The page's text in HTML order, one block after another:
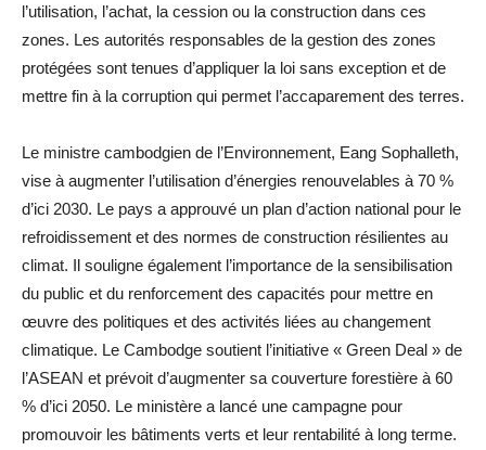
l’utilisation, l’achat, la cession ou la construction dans ces
zones. Les autorités responsables de la gestion des zones
protégées sont tenues d’appliquer la loi sans exception et de
mettre fin à la corruption qui permet l’accaparement des terres.
Le ministre cambodgien de l’Environnement, Eang Sophalleth,
vise à augmenter l’utilisation d’énergies renouvelables à 70 %
d’ici 2030. Le pays a approuvé un plan d’action national pour le
refroidissement et des normes de construction résilientes au
climat. Il souligne également l’importance de la sensibilisation
du public et du renforcement des capacités pour mettre en
œuvre des politiques et des activités liées au changement
climatique. Le Cambodge soutient l’initiative « Green Deal » de
l’ASEAN et prévoit d’augmenter sa couverture forestière à 60
% d’ici 2050. Le ministère a lancé une campagne pour
promouvoir les bâtiments verts et leur rentabilité à long terme.